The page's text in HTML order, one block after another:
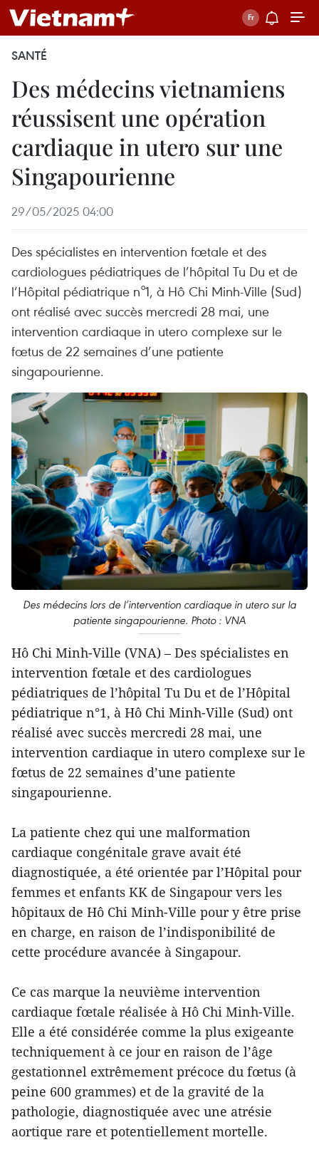
SANTÉ
Des médecins vietnamiens
réussisent une opération
cardiaque in utero sur une
Singapourienne
29/05/2025 04:00
Des spécialistes en intervention fœtale et des
cardiologues pédiatriques de l’hôpital Tu Du et de
l’Hôpital pédiatrique n°1, à Hô Chi Minh-Ville (Sud)
ont réalisé avec succès mercredi 28 mai, une
intervention cardiaque in utero complexe sur le
fœtus de 22 semaines d’une patiente
singapourienne.
Des médecins lors de l’intervention cardiaque in utero sur la
patiente singapourienne. Photo : VNA
Hô Chi Minh-Ville (VNA) – Des spécialistes en
intervention fœtale et des cardiologues
pédiatriques de l’hôpital Tu Du et de l’Hôpital
pédiatrique n°1, à Hô Chi Minh-Ville (Sud) ont
réalisé avec succès mercredi 28 mai, une
intervention cardiaque in utero complexe sur le
fœtus de 22 semaines d’une patiente
singapourienne.
La patiente chez qui une malformation
cardiaque congénitale grave avait été
diagnostiquée, a été orientée par l’Hôpital pour
femmes et enfants KK de Singapour vers les
hôpitaux de Hô Chi Minh-Ville pour y être prise
en charge, en raison de l’indisponibilité de
cette procédure avancée à Singapour.
Ce cas marque la neuvième intervention
cardiaque fœtale réalisée à Hô Chi Minh-Ville.
Elle a été considérée comme la plus exigeante
techniquement à ce jour en raison de l’âge
gestationnel extrêmement précoce du fœtus (à
peine 600 grammes) et de la gravité de la
pathologie, diagnostiquée avec une atrésie
aortique rare et potentiellement mortelle.